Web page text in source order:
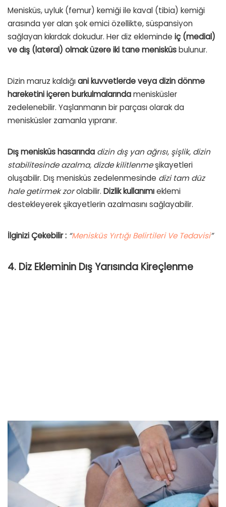
Menisküs, uyluk (femur) kemiği ile kaval (tibia) kemiği
arasında yer alan şok emici özellikte, süspansiyon
sağlayan kıkırdak dokudur. Her diz ekleminde iç (medial)
ve dış (lateral) olmak üzere iki tane menisküsbulunur.
Dizin maruz kaldığıani kuvvetlerde veya dizin dönme
hareketini içeren burkulmalarındamenisküsler
zedelenebilir. Yaşlanmanın bir parçası olarak da
menisküsler zamanla yıpranır.
Dış menisküs hasarında dizin dış yan ağrısı, şişlik, dizin
stabilitesinde azalma, dizde kilitlenmeşikayetleri
oluşabilir. Dış menisküs zedelenmesinde dizi tam düz
hale getirmek zorolabilir. Dizlik kullanımıeklemi
destekleyerek şikayetlerin azalmasını sağlayabilir.
İlginizi Çekebilir : “Menisküs Yırtığı Belirtileri Ve Tedavisi”
4. Diz Ekleminin Dış Yarısında Kireçlenme